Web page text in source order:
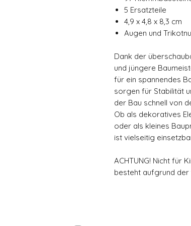
5 Ersatzteile
4,9 x 4,8 x 8,3 cm
Augen und
Dank der
und jüngere
für ein spannendes
sorgen für Stabilität
der Bau schnell von
Ob als dekoratives
oder als kleines
ist vielseitig
ACHTUNG! Nicht für
besteht aufgrund der